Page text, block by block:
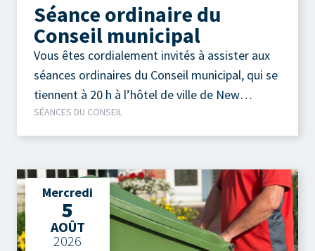
Séance ordinaire du
Conseil municipal
Vous êtes cordialement invités à assister aux
séances ordinaires du Conseil municipal, qui se
tiennent à 20 h à l’hôtel de ville de New
Richmond.
SÉANCES DU CONSEIL
Mercredi
5
AOÛT
2026